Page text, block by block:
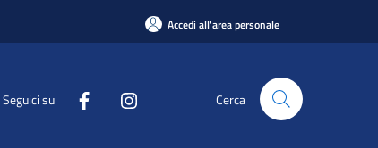
Accedi all'area personale
Seguici su Cerca